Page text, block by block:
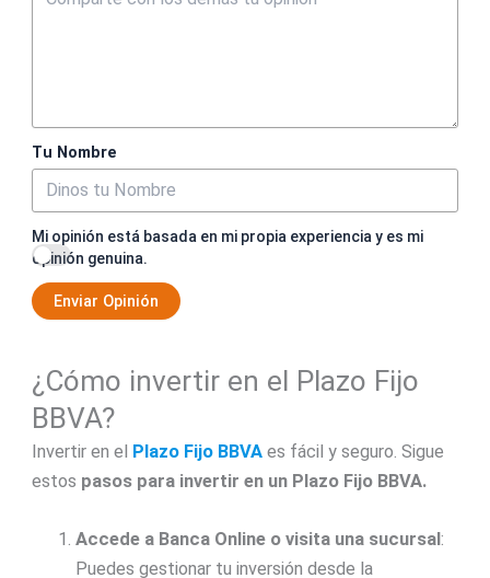
Tu Nombre
Mi opinión está basada en mi propia experiencia y es mi
opinión genuina.
Enviar Opinión
¿Cómo invertir en el Plazo Fijo
BBVA?
Invertir en el Plazo Fijo BBVAes fácil y seguro. Sigue
estos pasos para invertir en un Plazo Fijo BBVA.
Accede a Banca Online o visita una sucursal:
Puedes gestionar tu inversión desde la